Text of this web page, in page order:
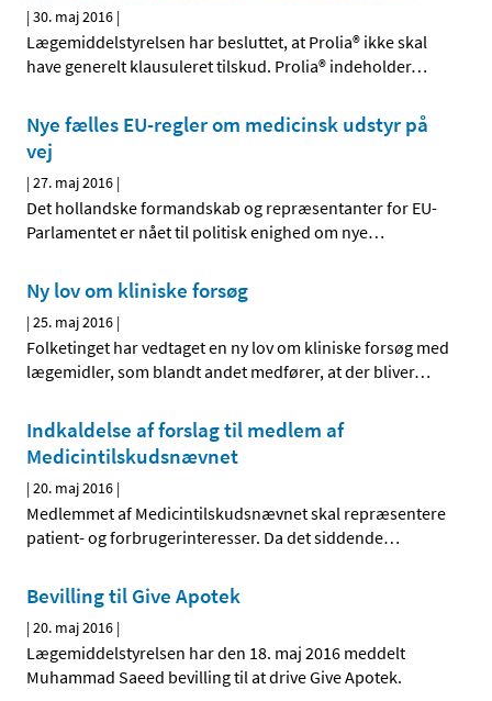
|30. maj 2016 |
Lægemiddelstyrelsen har besluttet, at Prolia® ikke skal
have generelt klausuleret tilskud. Prolia® indeholder…
Nye fælles EU-regler om medicinsk udstyr på
vej
|27. maj 2016 |
Det hollandske formandskab og repræsentanter for EU-
Parlamentet er nået til politisk enighed om nye…
Ny lov om kliniske forsøg
|25. maj 2016 |
Folketinget har vedtaget en ny lov om kliniske forsøg med
lægemidler, som blandt andet medfører, at der bliver…
Indkaldelse af forslag til medlem af
Medicintilskudsnævnet
|20. maj 2016 |
Medlemmet af Medicintilskudsnævnet skal repræsentere
patient- og forbrugerinteresser. Da det siddende…
Bevilling til Give Apotek
|20. maj 2016 |
Lægemiddelstyrelsen har den 18. maj 2016 meddelt
Muhammad Saeed bevilling til at drive Give Apotek.